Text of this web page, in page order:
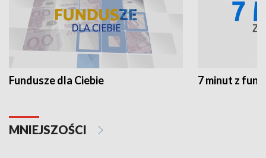
Fundusze dla Ciebie 7 minut z
MNIEJSZOŚCI